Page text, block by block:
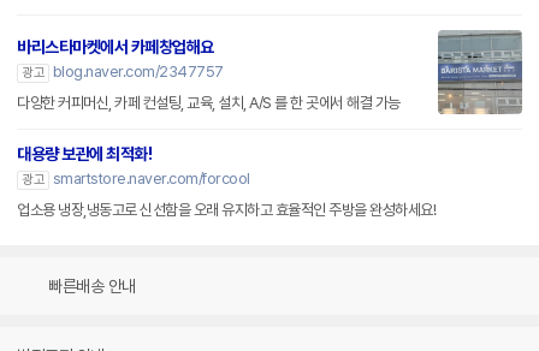
바리스타마켓에서 카페창업해요
광고
blog.naver.com/2347757
다양한 커피머신, 카페 컨설팅, 교육, 설치, A/S 를 한 곳에서 해결 가능
대용량 보관에 최적화!
광고 smartstore.naver.com/forcool
업소용 냉장,냉동고로 신선함을 오래 유지하고 효율적인 주방을 완성하세요!
빠른배송 안내